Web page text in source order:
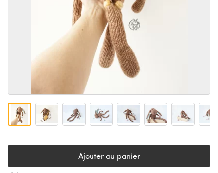
Ajouter au panier